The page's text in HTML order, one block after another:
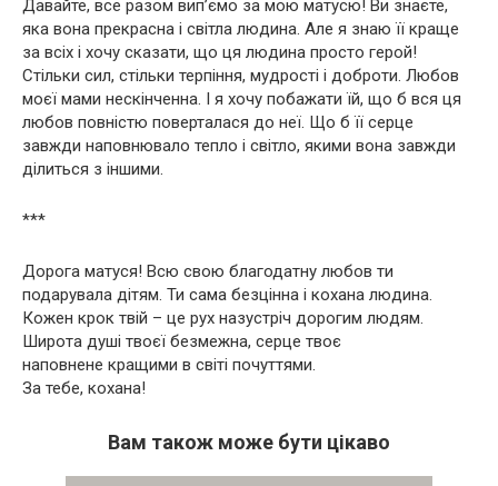
Давайте, все разом вип’ємо за мою матусю! Ви знаєте,
яка вона прекрасна і світла людина. Але я знаю її краще
за всіх і хочу сказати, що ця людина просто герой!
Стільки сил, стільки терпіння, мудрості і доброти. Любов
моєї мами нескінченна. І я хочу побажати їй, що б вся ця
любов повністю поверталася до неї. Що б її серце
завжди наповнювало тепло і світло, якими вона завжди
ділиться з іншими.
***
Дорога матуся! Всю свою благодатну любов ти
подарувала дітям. Ти сама безцінна і кохана людина.
Кожен крок твій – це рух назустріч дорогим людям.
Широта душі твоєї безмежна, серце твоє
наповнене кращими в світі почуттями.
За тебе, кохана!
Вам також може бути цікаво